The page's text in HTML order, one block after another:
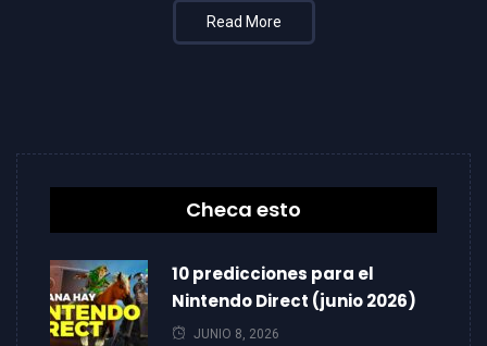
Read More
Checa esto
10 predicciones para el
Nintendo Direct (junio 2026)
JUNIO 8, 2026